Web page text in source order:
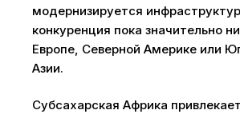
модернизируется
конкуренция пока значительно
Европе, Северной Америке или
Азии.
Субсахарская Африка